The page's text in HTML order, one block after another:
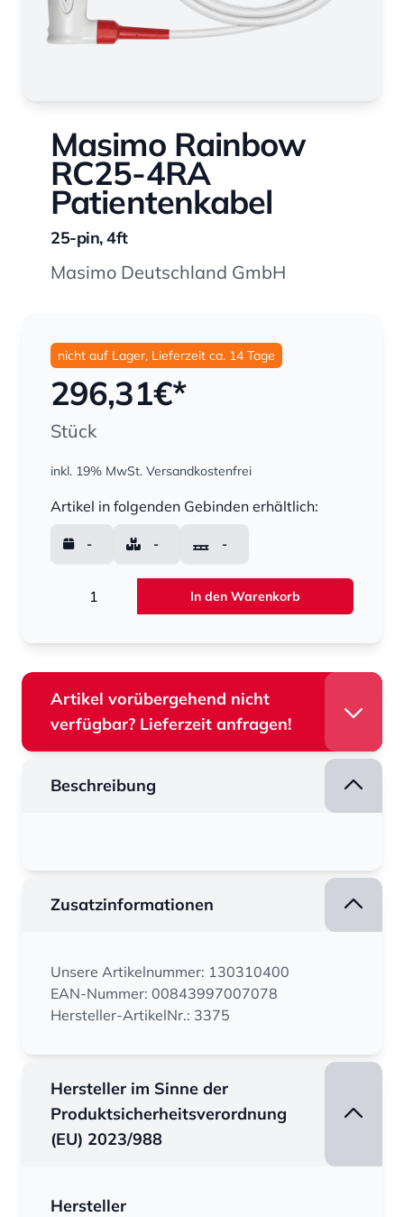
Masimo Rainbow
RC25-4RA
Patientenkabel
25-pin, 4ft
Masimo Deutschland GmbH
nicht auf Lager, Lieferzeit ca. 14 Tage
296,31€*
Stück
inkl. 19% MwSt. Versandkostenfrei
Artikel in folgenden Gebinden erhältlich:
- - -
In den Warenkorb
Artikel vorübergehend nicht
verfügbar? Lieferzeit anfragen!
Beschreibung
Zusatzinformationen
Unsere Artikelnummer: 130310400
EAN-Nummer: 00843997007078
Hersteller-ArtikelNr.: 3375
Hersteller im Sinne der
Produktsicherheitsverordnung
(EU) 2023/988
Hersteller